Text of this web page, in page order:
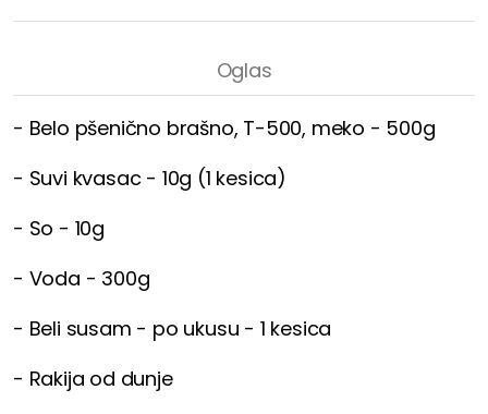
- Belo pšenično brašno, T-500, meko - 500g
- Suvi kvasac - 10g (1 kesica)
- So - 10g
- Voda - 300g
- Beli susam - po ukusu - 1 kesica
- Rakija od dunje